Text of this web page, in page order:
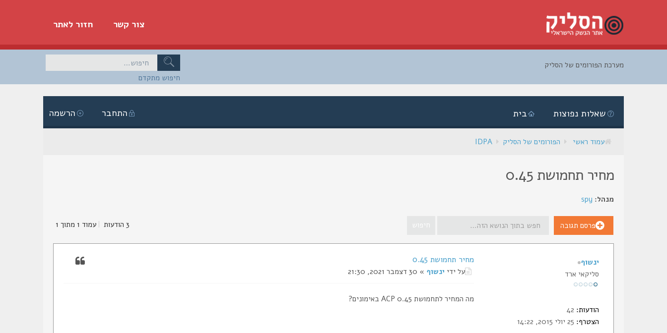
חזור לאתר צור קשר
חיפוש מתקדם
מערכת הפורומים של הסליק
הרשמה התחבר בית שאלות נפוצות
עמוד ראשי הפורומים של הסליק IDPA
מחיר תחמושת 0.45
מנהל: spy
פרסם תגובה 3 הודעות עמוד 1 מתוך 1
מחיר תחמושת 0.45
על ידי ינשוף » 30 דצמבר 2021, 21:30
מה המחיר לתחמושת 0.45 ACP באימונים?
ינשוף
סליקאי ארד
הודעות:
הצטרף: